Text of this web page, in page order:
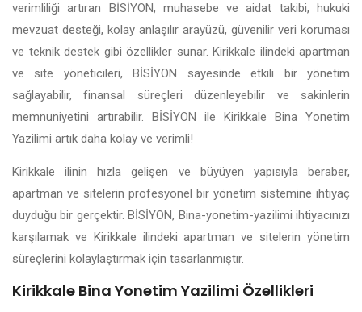
verimliliği artıran BİSİYON, muhasebe ve aidat takibi, hukuki
mevzuat desteği, kolay anlaşılır arayüzü, güvenilir veri koruması
ve teknik destek gibi özellikler sunar. Kirikkale ilindeki apartman
ve site yöneticileri, BİSİYON sayesinde etkili bir yönetim
sağlayabilir, finansal süreçleri düzenleyebilir ve sakinlerin
memnuniyetini artırabilir. BİSİYON ile Kirikkale Bina Yonetim
Yazilimi artık daha kolay ve verimli!
Kirikkale ilinin hızla gelişen ve büyüyen yapısıyla beraber,
apartman ve sitelerin profesyonel bir yönetim sistemine ihtiyaç
duyduğu bir gerçektir. BİSİYON, Bina-yonetim-yazilimi ihtiyacınızı
karşılamak ve Kirikkale ilindeki apartman ve sitelerin yönetim
süreçlerini kolaylaştırmak için tasarlanmıştır.
Kirikkale Bina Yonetim Yazilimi Özellikleri